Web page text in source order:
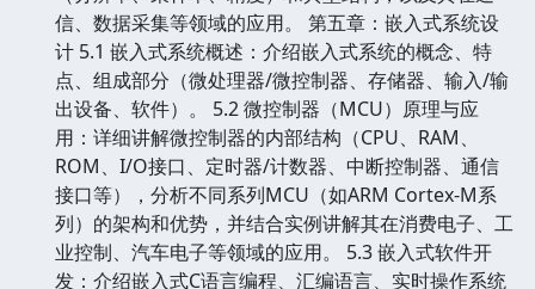
信、数据采集等领域的应用。 第五章：嵌入式系统设
计 5.1 嵌入式系统概述：介绍嵌入式系统的概念、特
点、组成部分（微处理器/微控制器、存储器、输入/输
出设备、软件）。 5.2 微控制器（MCU）原理与应
用：详细讲解微控制器的内部结构（CPU、RAM、
ROM、I/O接口、定时器/计数器、中断控制器、通信
接口等），分析不同系列MCU（如ARM Cortex-M系
列）的架构和优势，并结合实例讲解其在消费电子、工
业控制、汽车电子等领域的应用。 5.3 嵌入式软件开
发：介绍嵌入式C语言编程、汇编语言、实时操作系统